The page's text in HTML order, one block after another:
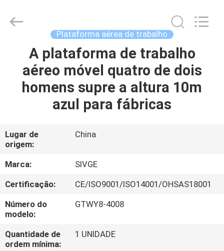
CASA
PRODUTOS
SOBRE
NÓS
EXCURSÃO
DA
FÁBRICA
MACHINERY
Plataforma aérea de trabalho
A plataforma de trabalho
aéreo móvel quatro de dois
homens supre a altura 10m
azul para fábricas
Lugar de
origem:
China
Marca:
SIVGE
Certificação:
CE/ISO9001/ISO14001/OHSAS18001
Número do
modelo:
GTWY8-4008
Quantidade de
ordem mínima:
1 UNIDADE